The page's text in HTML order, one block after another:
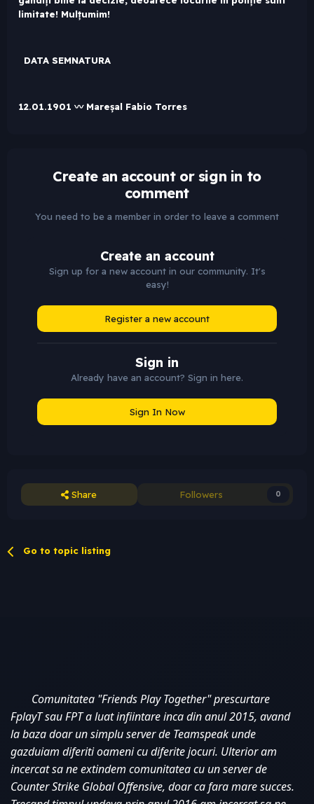
limitate! Mulțumim!
DATA SEMNATURA
12.01.1901 〰 Mareșal Fabio Torres
Create an account or sign in to
comment
You need to be a member in order to leave a comment
Create an account
Sign up for a new account in our community. It's
easy!
Register a new account
Sign in
Already have an account? Sign in here.
Sign In Now
Share Followers 0
Go to topic listing
Comunitatea "Friends Play Together" prescurtare
FplayT sau FPT a luat infiintare inca din anul 2015, avand
la baza doar un simplu server de Teamspeak unde
gazduiam diferiti oameni cu diferite jocuri. Ulterior am
incercat sa ne extindem comunitatea cu un server de
Counter Strike Global Offensive, doar ca fara mare succes.